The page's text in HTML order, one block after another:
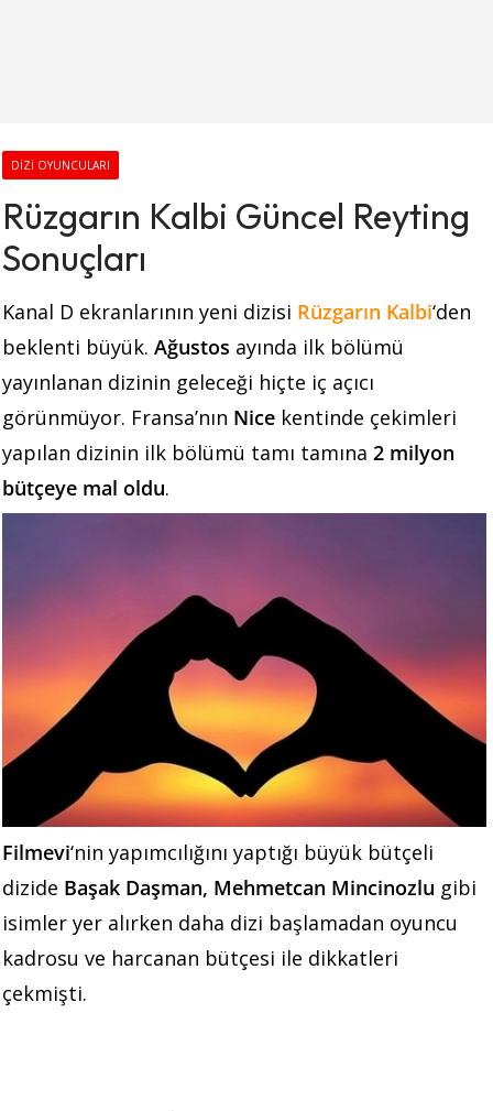
DIZI OYUNCULARI
Rüzgarın Kalbi Güncel Reyting
Sonuçları
Kanal D ekranlarının yeni dizisi Rüzgarın Kalbi‘den
beklenti büyük. Ağustos ayında ilk bölümü
yayınlanan dizinin geleceği hiçte iç açıcı
görünmüyor. Fransa’nın Nice kentinde çekimleri
yapılan dizinin ilk bölümü tamı tamına 2 milyon
bütçeye mal oldu.
Filmevi‘nin yapımcılığını yaptığı büyük bütçeli
dizide Başak Daşman, Mehmetcan Mincinozlu gibi
isimler yer alırken daha dizi başlamadan oyuncu
kadrosu ve harcanan bütçesi ile dikkatleri
çekmişti.